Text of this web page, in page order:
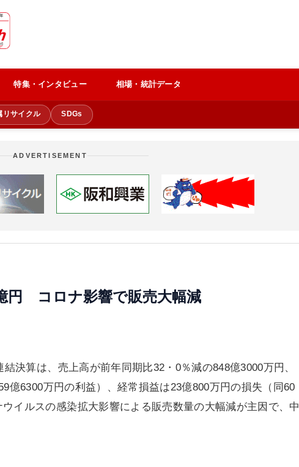
特集・インタビュー 相場・統計データ
リサイクル SDGs
ADVERTISEMENT
円 コロナ影響で販売大幅減
決算は、売上高が前年同期比32・0％減の848億3000万円、
億6300万円の利益）、経常損益は23億800万円の損失（同60
イルスの感染拡大影響による販売数量の大幅減が主因で、中